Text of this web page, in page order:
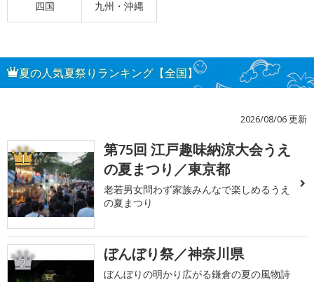
四国 九州・沖縄
夏の人気夏祭りランキング【全国】
2026/08/06 更新
1
第75回 江戸趣味納涼大会うえ
の夏まつり／東京都
老若男女問わず家族みんなで楽しめるうえ
の夏まつり
2 ぼんぼり祭／神奈川県
ぼんぼりの明かり広がる鎌倉の夏の風物詩